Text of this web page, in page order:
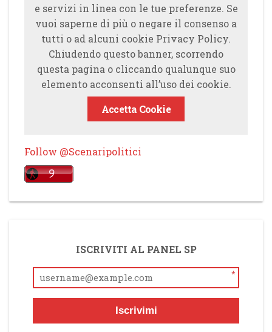
e servizi in linea con le tue preferenze. Se
vuoi saperne di più o negare il consenso a
tutti o ad alcuni cookie Privacy Policy.
Chiudendo questo banner, scorrendo
questa pagina o cliccando qualunque suo
elemento acconsenti all’uso dei cookie.
Accetta Cookie
Follow @Scenaripolitici
ISCRIVITI AL PANEL SP
*
Iscrivimi